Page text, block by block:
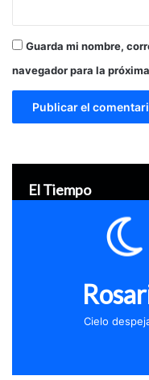
Guarda mi nombre,
navegador para la
El Tiempo
Cielo